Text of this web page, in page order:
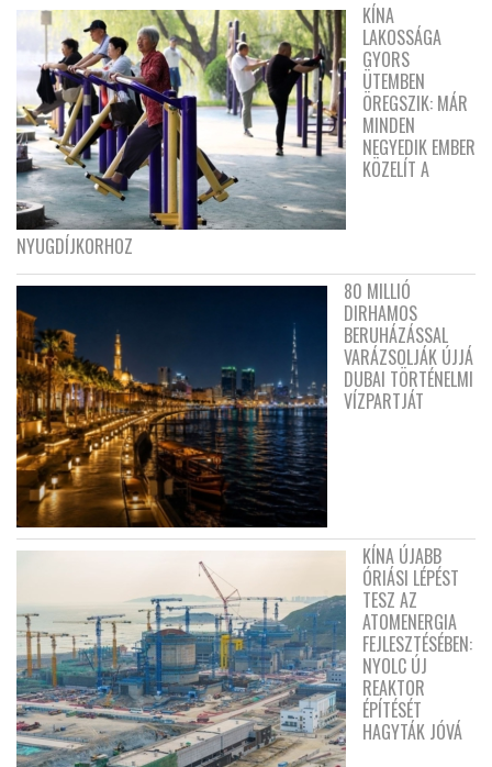
KÍNA
LAKOSSÁGA
GYORS
ÜTEMBEN
ÖREGSZIK: MÁR
MINDEN
NEGYEDIK EMBER
KÖZELÍT A
NYUGDÍJKORHOZ
80 MILLIÓ
DIRHAMOS
BERUHÁZÁSSAL
VARÁZSOLJÁK ÚJJÁ
DUBAI TÖRTÉNELMI
VÍZPARTJÁT
KÍNA ÚJABB
ÓRIÁSI LÉPÉST
TESZ AZ
ATOMENERGIA
FEJLESZTÉSÉBEN:
NYOLC ÚJ
REAKTOR
ÉPÍTÉSÉT
HAGYTÁK JÓVÁ